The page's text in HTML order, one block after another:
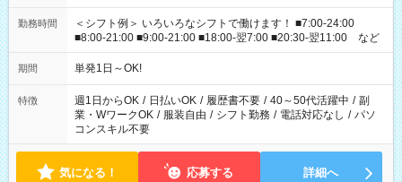
勤務時間
＜シフト例＞ いろいろなシフトで働けます！ ■7:00-24:00
■8:00-21:00 ■9:00-21:00 ■18:00-翌7:00 ■20:30-翌11:00 など
期間 単発1日～OK!
特徴 週1日からOK / 日払いOK / 履歴書不要 / 40～50代活躍中 / 副
業・WワークOK / 服装自由 / シフト勤務 / 電話対応なし / パソ
コンスキル不要
気になる！ 応募する 詳細へ